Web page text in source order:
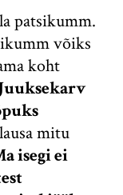
patsikumm.
võiks
koht
mitu
isegi ei